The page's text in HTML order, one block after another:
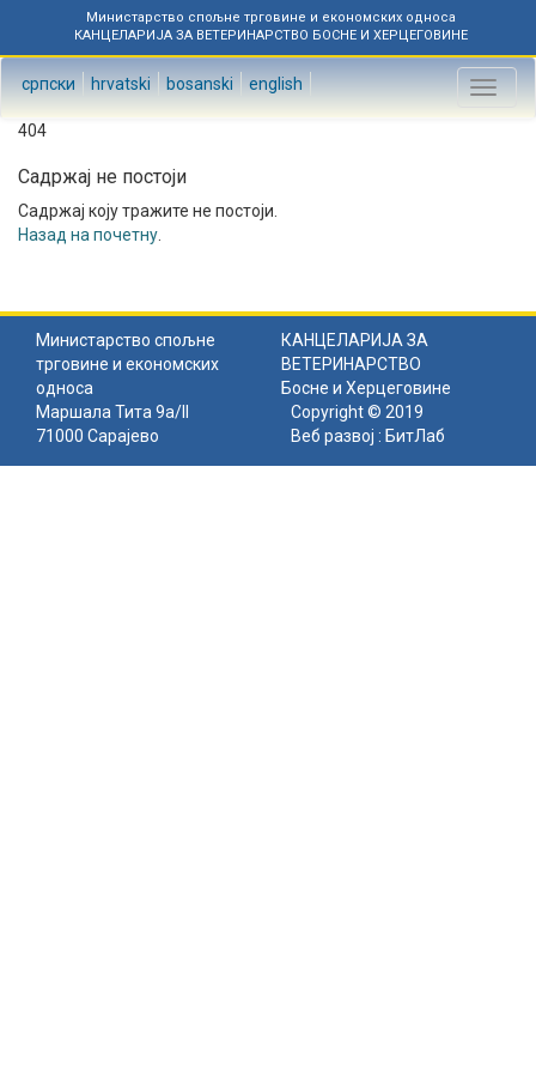
Министарство спољне трговине и економских односа
КАНЦЕЛАРИЈА ЗА ВЕТЕРИНАРСТВО БОСНЕ И ХЕРЦЕГОВИНЕ
српски hrvatski bosanski english
Toggle
404
Садржај не постоји
Садржај коју тражите не постоји.
Назад на почетну
Министарство спољне
трговине и економских
односа
КАНЦЕЛАРИЈА ЗА
ВЕТЕРИНАРСТВО
Босне и Херцеговине
Маршала Тита 9а/II
71000 Сарајево
Copyright © 2019
Веб развој : БитЛаб